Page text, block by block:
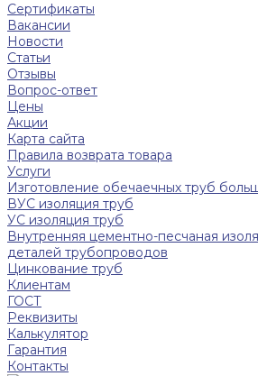
Сертификаты
Вакансии
Новости
Статьи
Отзывы
Вопрос-ответ
Цены
Акции
Карта сайта
Правила возврата товара
Услуги
Изготовление обечаечных труб
ВУС изоляция труб
УС изоляция труб
Внутренняя цементно-песчаная
деталей трубопроводов
Цинкование труб
Клиентам
ГОСТ
Реквизиты
Калькулятор
Гарантия
Контакты